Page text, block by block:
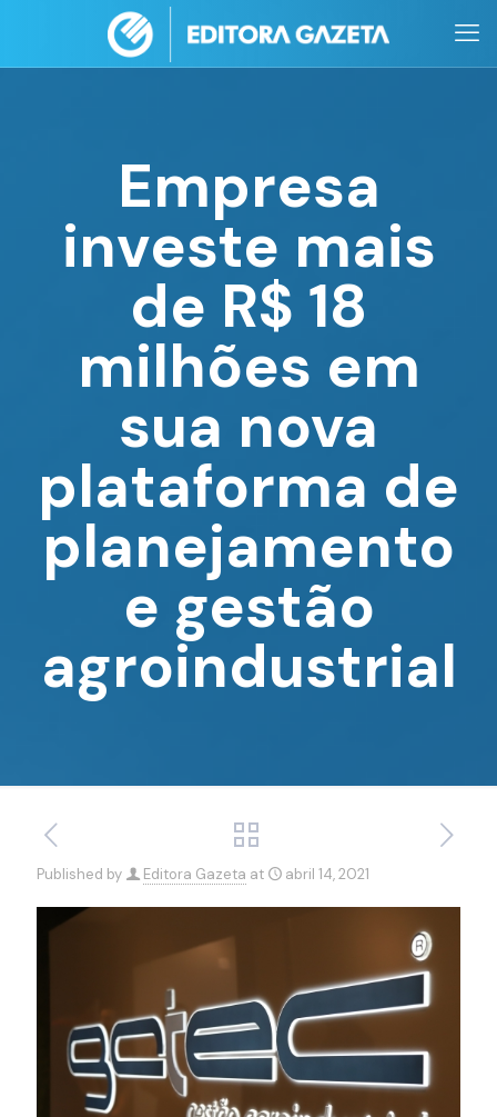
Empresa
investe mais
de R$ 18
milhões em
sua nova
plataforma de
planejamento
e gestão
agroindustrial
Published by Editora Gazeta at abril 14, 2021